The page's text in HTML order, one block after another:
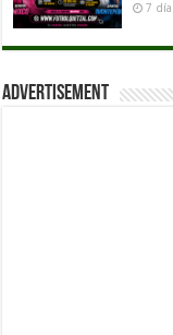
7
Advertisement